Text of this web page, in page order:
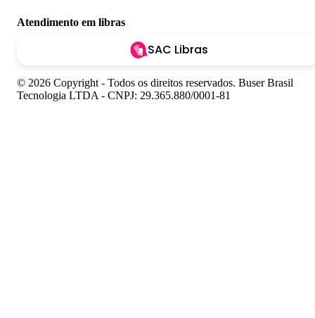
Atendimento em libras
SAC Libras
© 2026 Copyright - Todos os direitos reservados. Buser Brasil
Tecnologia LTDA - CNPJ: 29.365.880/0001-81